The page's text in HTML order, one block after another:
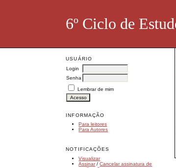
6º Ciclo de
USUÁRIO
Login
Senha
Lembrar de mim
INFORMAÇÃO
Para leitores
Para Autores
NOTIFICAÇÕES
Visualizar
Assinar/Cancelar assinatura de